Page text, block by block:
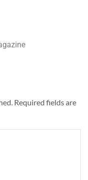
Required fields are